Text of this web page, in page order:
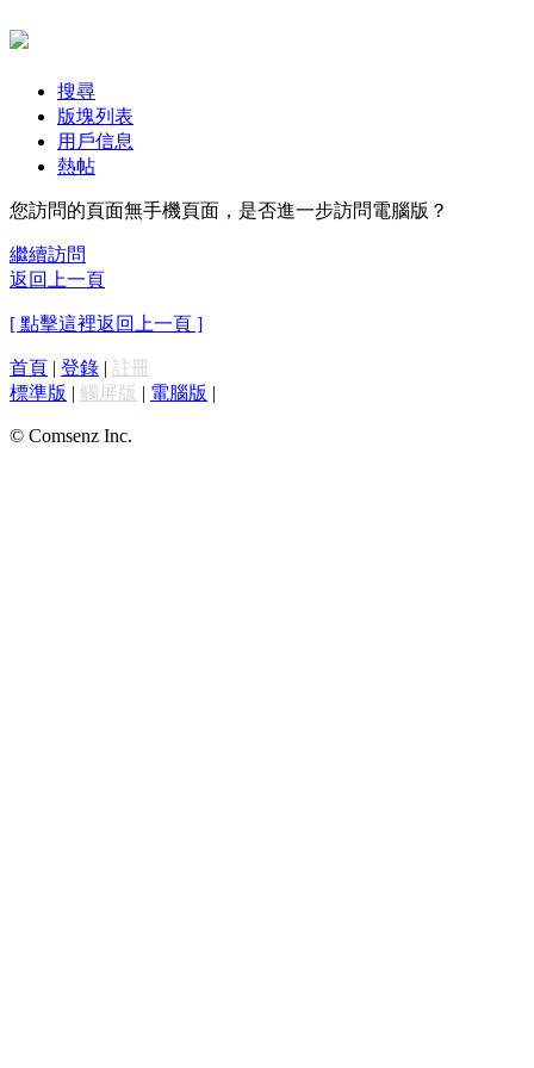
搜尋
版塊列表
用戶信息
熱帖
您訪問的頁面無手機頁面，是否進一步訪問電腦版？
繼續訪問
返回上一頁
[ 點擊這裡返回上一頁 ]
首頁 | 登錄 | 註冊
標準版 | 觸屏版 | 電腦版 |
© Comsenz Inc.